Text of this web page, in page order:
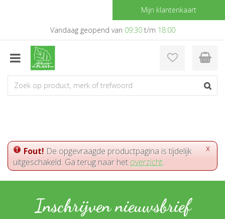
a
Mijn klantenkaart
Vandaag geopend van 09:30t/m 18:00
x
Fout! De opgevraagde productpagina is tijdelijk
uitgeschakeld. Ga terug naar het overzicht.
Inschrijven nieuwsbrief